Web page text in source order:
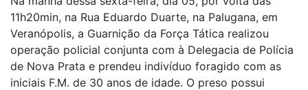
11h20min, na Rua Eduardo Duarte, na Palugana, em
Veranópolis, a Guarnição da Força Tática realizou
operação policial conjunta com à Delegacia de Polícia
de Nova Prata e prendeu indivíduo foragido com as
iniciais F.M. de 30 anos de idade. O preso possui